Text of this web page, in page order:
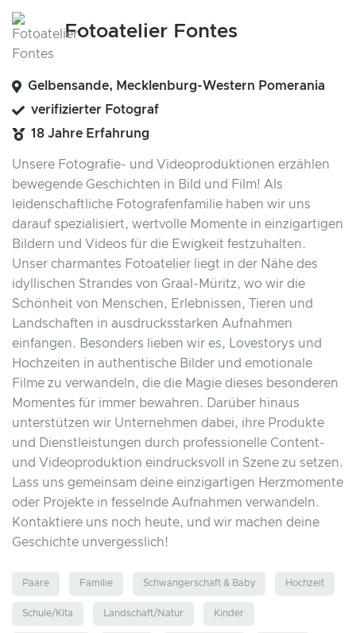
Fotoatelier Fontes
Gelbensande, Mecklenburg-Western Pomerania
verifizierter Fotograf
18 Jahre Erfahrung
Unsere Fotografie- und Videoproduktionen erzählen
bewegende Geschichten in Bild und Film! Als
leidenschaftliche Fotografenfamilie haben wir uns
darauf spezialisiert, wertvolle Momente in einzigartigen
Bildern und Videos für die Ewigkeit festzuhalten.
Unser charmantes Fotoatelier liegt in der Nähe des
idyllischen Strandes von Graal-Müritz, wo wir die
Schönheit von Menschen, Erlebnissen, Tieren und
Landschaften in ausdrucksstarken Aufnahmen
einfangen. Besonders lieben wir es, Lovestorys und
Hochzeiten in authentische Bilder und emotionale
Filme zu verwandeln, die die Magie dieses besonderen
Momentes für immer bewahren. Darüber hinaus
unterstützen wir Unternehmen dabei, ihre Produkte
und Dienstleistungen durch professionelle Content-
und Videoproduktion eindrucksvoll in Szene zu setzen.
Lass uns gemeinsam deine einzigartigen Herzmomente
oder Projekte in fesselnde Aufnahmen verwandeln.
Kontaktiere uns noch heute, und wir machen deine
Geschichte unvergesslich!
Paare Familie Schwangerschaft & Baby Hochzeit
Schule/Kita Landschaft/Natur Kinder